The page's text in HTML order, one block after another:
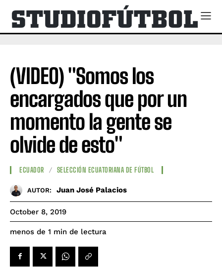
(VIDEO) "Somos los
encargados que por un
momento la gente se
olvide de esto"
ECUADOR SELECCIÓN ECUATORIANA DE FÚTBOL
AUTOR: Juan José Palacios
October 8, 2019
menos de 1 min de lectura